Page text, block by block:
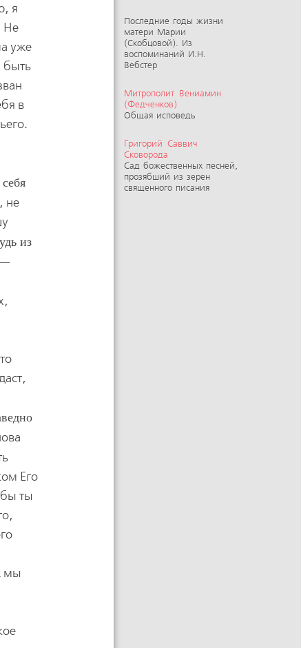
Последние годы жизни
матери Марии
(Скобцовой). Из
воспоминаний И.Н.
Вебстер
Митрополит Вениамин
(Федченков)
Общая исповедь
Григорий Саввич
Сковорода
Сад божественных песней,
прозябший из зерен
священного писания
я
Не
уже
быть
в
не
из
—
Его
бы ты
мы